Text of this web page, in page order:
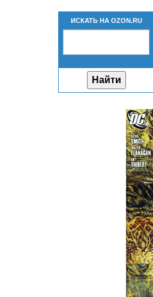
ИСКАТЬ НА OZON.RU